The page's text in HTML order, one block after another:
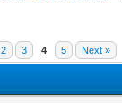
2 3 4 5 Next »